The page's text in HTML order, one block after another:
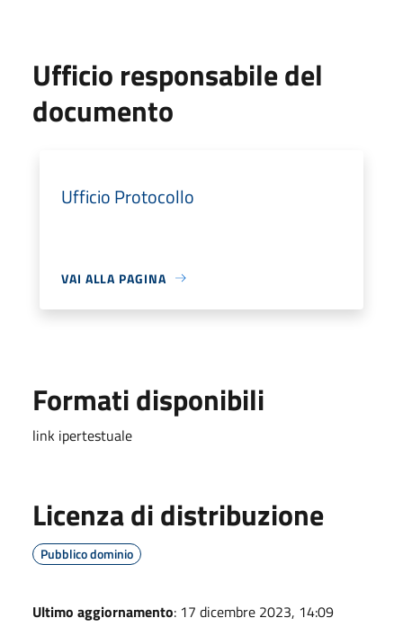
Ufficio responsabile del
documento
Ufficio Protocollo
VAI ALLA PAGINA
Formati disponibili
link ipertestuale
Licenza di distribuzione
Pubblico dominio
Ultimo aggiornamento: 17 dicembre 2023, 14:09